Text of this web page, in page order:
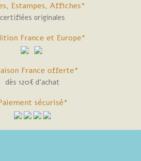
Estampes, Affiches*
certifiées originales
France et Europe*
France offerte*
dès 120€ d'achat
sécurisé*